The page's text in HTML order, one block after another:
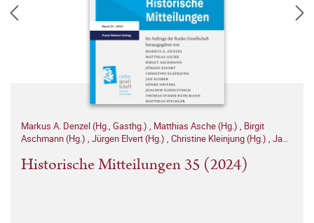
Markus A. Denzel (Hg., Gasthg.) , Matthias Asche (Hg.) , Birgit
Aschmann (Hg.) , Jürgen Elvert (Hg.) , Christine Kleinjung (Hg.) , Jan
Thomas Stamm-Kuhlmann (Hg.),Matthias Stickler (Hg.)
Historische Mitteilungen 35 (2024)